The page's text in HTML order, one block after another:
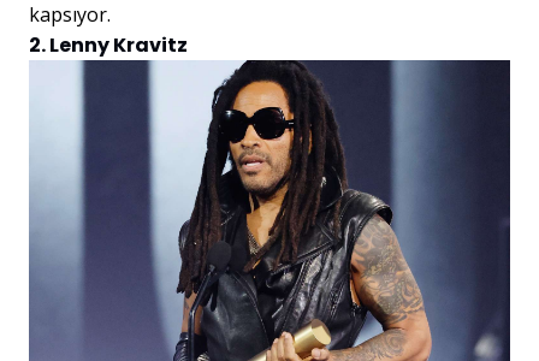
kapsıyor.
2. Lenny Kravitz